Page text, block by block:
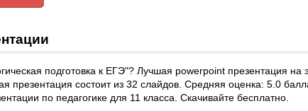
подготовка к ЕГЭ"? Лучшая powerpoint презентация на
презентация состоит из 32 слайдов. Средняя оценка: 5.0
по педагогике для 11 класса. Скачивайте бесплатно.